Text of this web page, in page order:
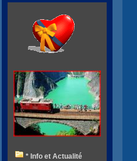
* Info et Actualité